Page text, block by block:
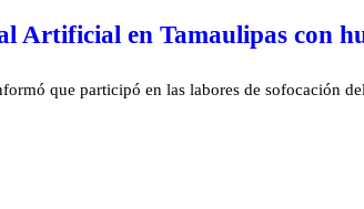
Artificial en Tamaulipas con
que participó en las labores de sofocación